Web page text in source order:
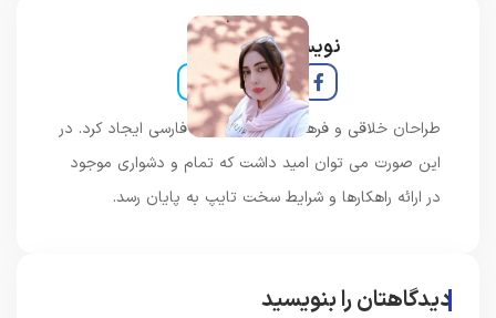
نویسنده و خبرنگار
طراحان خلاقی و فرهنگ پیشرو در زبان فارسی ایجاد کرد. در
این صورت می توان امید داشت که تمام و دشواری موجود
در ارائه راهکارها و شرایط سخت تایپ به پایان رسد.
دیدگاهتان را بنویسید